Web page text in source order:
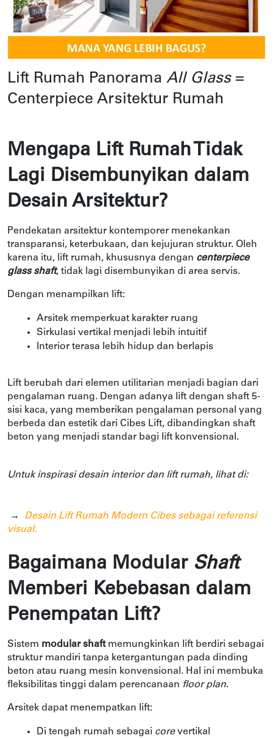
Lift Rumah Panorama All Glass =
Centerpiece Arsitektur Rumah
Mengapa Lift Rumah Tidak
Lagi Disembunyikan dalam
Desain Arsitektur?
Pendekatan arsitektur kontemporer menekankan
transparansi, keterbukaan, dan kejujuran struktur. Oleh
karena itu, lift rumah, khususnya dengan centerpiece
glass shaft, tidak lagi disembunyikan di area servis.
Dengan menampilkan lift:
Arsitek memperkuat karakter ruang
Sirkulasi vertikal menjadi lebih intuitif
Interior terasa lebih hidup dan berlapis
Lift berubah dari elemen utilitarian menjadi bagian dari
pengalaman ruang. Dengan adanya lift dengan shaft 5-
sisi kaca, yang memberikan pengalaman personal yang
berbeda dan estetik dari Cibes Lift, dibandingkan shaft
beton yang menjadi standar bagi lift konvensional.
Untuk inspirasi desain interior dan lift rumah, lihat di:
→ Desain Lift Rumah Modern Cibes sebagai referensi
visual.
Bagaimana Modular
Shaft
Memberi Kebebasan dalam
Penempatan Lift?
Sistem modular shaft memungkinkan lift berdiri sebagai
struktur mandiri tanpa ketergantungan pada dinding
beton atau ruang mesin konvensional. Hal ini membuka
fleksibilitas tinggi dalam perencanaan floor plan.
Arsitek dapat menempatkan lift:
Di tengah rumah sebagai core vertikal